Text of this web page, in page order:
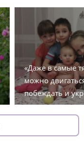
«Даже в самые
можно
побеждать и